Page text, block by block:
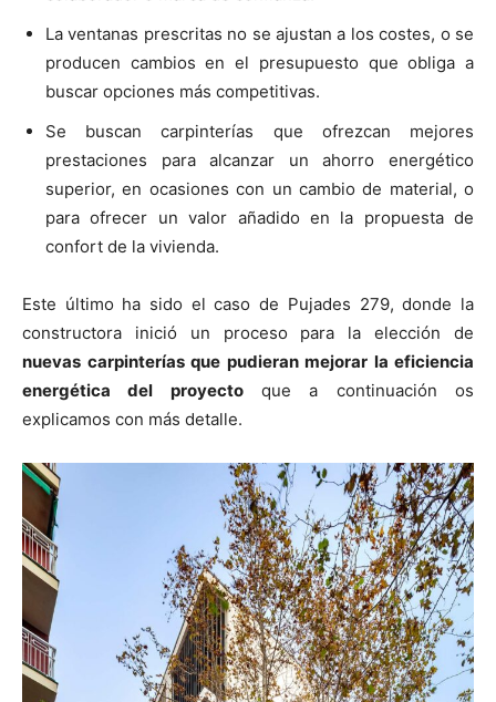
La ventanas prescritas no se ajustan a los costes, o se
producen cambios en el presupuesto que obliga a
buscar opciones más competitivas.
Se buscan carpinterías que ofrezcan mejores
prestaciones para alcanzar un ahorro energético
superior, en ocasiones con un cambio de material, o
para ofrecer un valor añadido en la propuesta de
confort de la vivienda.
Este último ha sido el caso de Pujades 279, donde la
constructora inició un proceso para la elección de
nuevas carpinterías que pudieran mejorar la eficiencia
energética del proyectoque a continuación os
explicamos con más detalle.